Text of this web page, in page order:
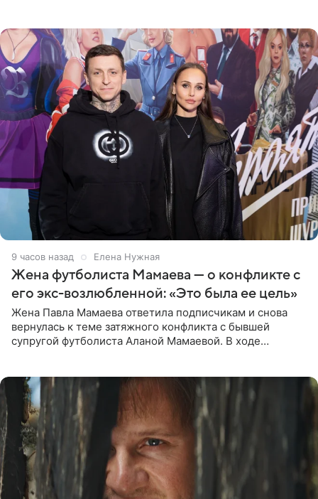
9 часов назад Елена Нужная
Жена футболиста Мамаева — о конфликте с
его экс-возлюбленной: «Это была ее цель»
Жена Павла Мамаева ответила подписчикам и снова
вернулась к теме затяжного конфликта с бывшей
супругой футболиста Аланой Мамаевой. В ходе